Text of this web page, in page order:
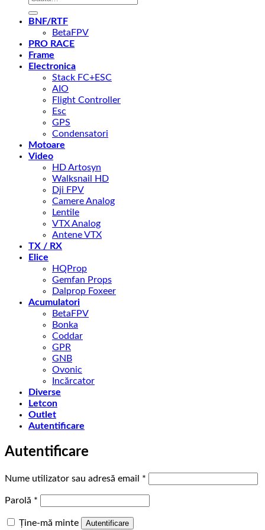
BNF/RTF
BetaFPV
PRO RACE
Frame
Electronica
Stack FC+ESC
AIO
Flight Controller
Esc
GPS
Condensatori
Motoare
Video
HD Artosyn
Walksnail HD
Dji FPV
Camere Analog
Lentile
VTX Analog
Antene VTX
TX / RX
Elice
HQProp
Gemfan Props
Dalprop Foxeer
Acumulatori
BetaFPV
Bonka
Coddar
GPR
GNB
Ovonic
Incărcator
Diverse
Letcon
Outlet
Autentificare
Autentificare
Nume utilizator sau adresă email *
Parolă *
Ține-mă minte Autentificare